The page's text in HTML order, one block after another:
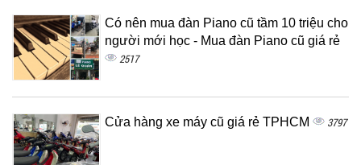
Có nên mua đàn Piano cũ tầm 10 triệu cho
người mới học - Mua đàn Piano cũ giá rẻ
2517
Cửa hàng xe máy cũ giá rẻ TPHCM 3797